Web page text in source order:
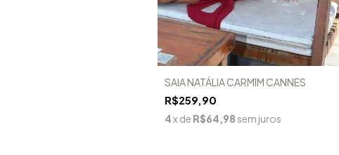
SAIA NATÁLIA CARMIM CANNES
R$259,90
4x de R$64,98 sem juros